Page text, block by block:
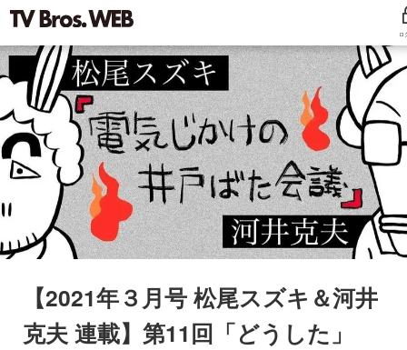
ロ
【2021年３月号 松尾スズキ＆河井
克夫 連載】第11回「どうした」